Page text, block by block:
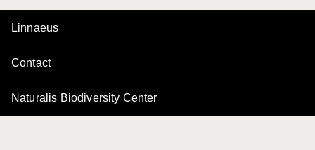
Linnaeus
Contact
Naturalis Biodiversity Center